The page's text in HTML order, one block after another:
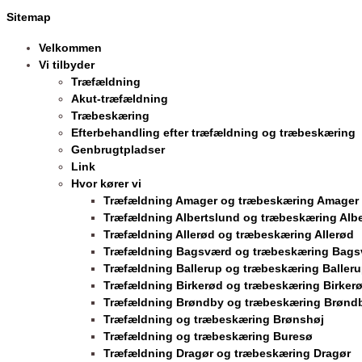
Sitemap
Velkommen
Vi tilbyder
Træfældning
Akut-træfældning
Træbeskæring
Efterbehandling efter træfældning og træbeskæring
Genbrugtpladser
Link
Hvor kører vi
Træfældning Amager og træbeskæring Amager
Træfældning Albertslund og træbeskæring
Træfældning Allerød og træbeskæring Allerød
Træfældning Bagsværd og træbeskæring
Træfældning Ballerup og træbeskæring
Træfældning Birkerød og træbeskæring
Træfældning Brøndby og træbeskæring
Træfældning og træbeskæring Brønshøj
Træfældning og træbeskæring Buresø
Træfældning Dragør og træbeskæring Dragør